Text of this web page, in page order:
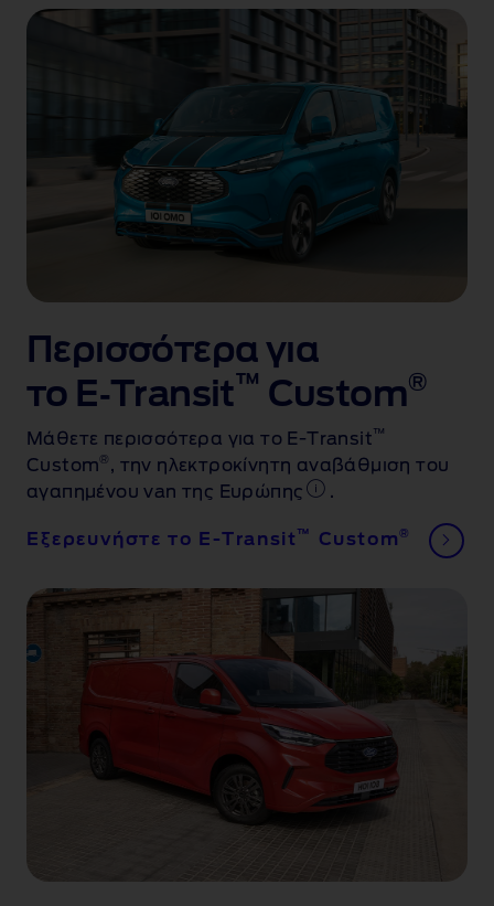
Περισσότερα για
το E‑Transit ™ Custom®
Μάθετε περισσότερα για το E-Transit™
Custom® , την ηλεκτροκίνητη αναβάθμιση του
αγαπημένου van της Ευρώπης
.
Εξερευνήστε το E-Transit ™ Custom®